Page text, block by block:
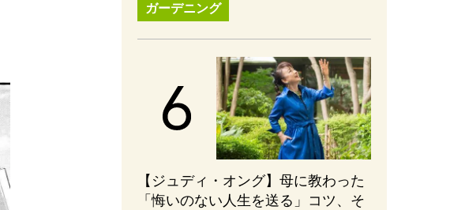
ガーデニング
【ジュディ・オング】母に教わった
「悔いのない人生を送る」コツ、そ